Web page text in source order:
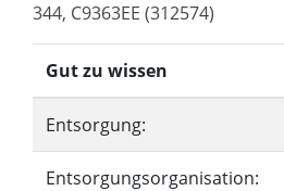
344, C9363EE (312574)
Gut zu wissen
Entsorgung:
Entsorgungsorganisation: